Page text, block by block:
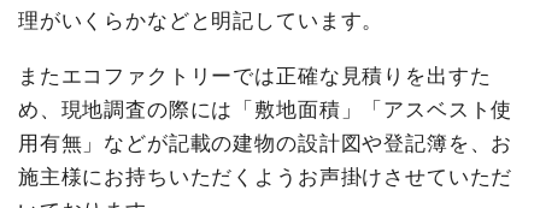
理がいくらかなどと明記しています。
またエコファクトリーでは正確な見積りを出すた
め、現地調査の際には「敷地面積」「アスベスト使
用有無」などが記載の建物の設計図や登記簿を、お
施主様にお持ちいただくようお声掛けさせていただ